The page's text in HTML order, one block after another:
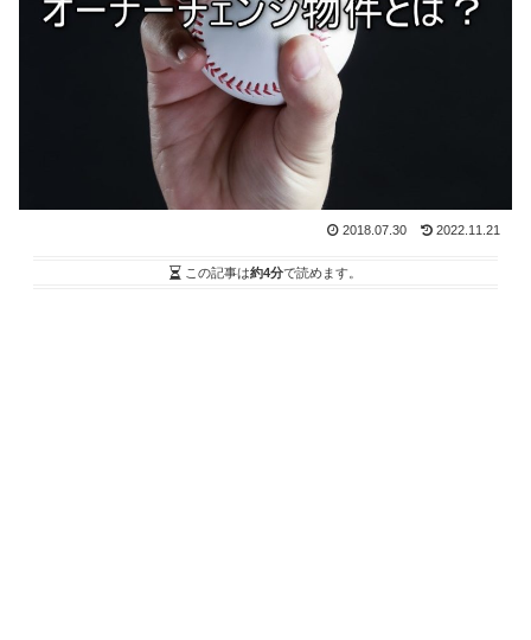
2018.07.30 2022.11.21
この記事は約4分で読めます。